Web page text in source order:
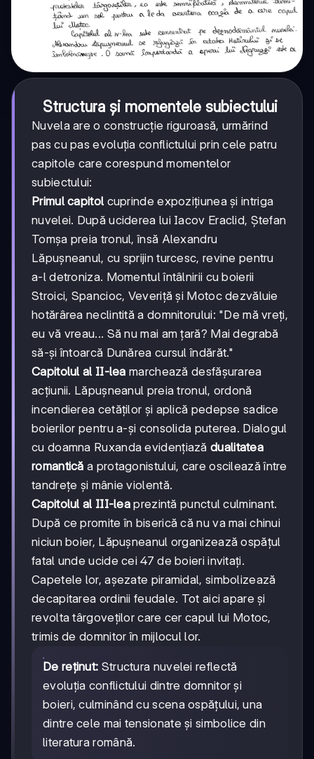
Structura și momentele subiectului
Nuvela are o construcție riguroasă, urmărind
pas cu pas evoluția conflictului prin cele patru
capitole care corespund momentelor
subiectului:
Primul capitol cuprinde expozițiunea și intriga
nuvelei. După uciderea lui Iacov Eraclid, Ștefan
Tomșa preia tronul, însă Alexandru
Lăpușneanul, cu sprijin turcesc, revine pentru
a-l detroniza. Momentul întâlnirii cu boierii
Stroici, Spancioc, Veveriță și Motoc dezvăluie
hotărârea neclintită a domnitorului: "De mă vreți,
eu vă vreau... Să nu mai am țară? Mai degrabă
să-și întoarcă Dunărea cursul îndărăt."
Capitolul al II-lea marchează desfășurarea
acțiunii. Lăpușneanul preia tronul, ordonă
incendierea cetăților și aplică pedepse sadice
boierilor pentru a-și consolida puterea. Dialogul
cu doamna Ruxanda evidențiazădualitatea
romantică a protagonistului, care oscilează între
tandrețe și mânie violentă.
Capitolul al III-lea prezintă punctul culminant.
După ce promite în biserică că nu va mai chinui
niciun boier, Lăpușneanul organizează ospățul
fatal unde ucide cei 47 de boieri invitați.
Capetele lor, așezate piramidal, simbolizează
decapitarea ordinii feudale. Tot aici apare și
revolta târgoveților care cer capul lui Motoc,
trimis de domnitor în mijlocul lor.
De reținut: Structura nuvelei reflectă
evoluția conflictului dintre domnitor și
boieri, culminând cu scena ospățului, una
dintre cele mai tensionate și simbolice din
literatura română.